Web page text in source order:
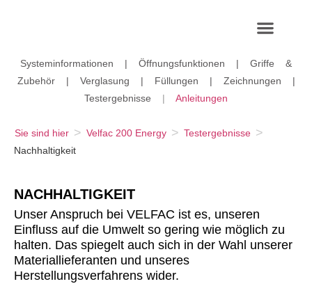
Systeminformationen | Öffnungsfunktionen | Griffe &
Zubehör| Verglasung | Füllungen | Zeichnungen |
Testergebnisse | Anleitungen
Sie sind hier > Velfac 200 Energy > Testergebnisse >
Nachhaltigkeit
NACHHALTIGKEIT
Unser Anspruch bei VELFAC ist es, unseren
Einfluss auf die Umwelt so gering wie möglich zu
halten. Das spiegelt auch sich in der Wahl unserer
Materiallieferanten und unseres
Herstellungsverfahrens wider.